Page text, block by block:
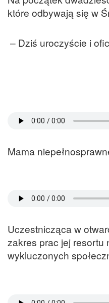
które odbywają się w
– Dziś uroczyście i
Mama
Uczestnicząca w
zakres prac jej resortu
wykluczonych